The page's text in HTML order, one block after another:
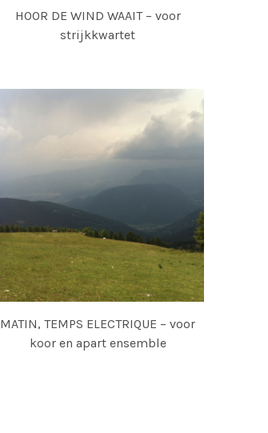
HOOR DE WIND WAAIT – voor
strijkkwartet
MATIN, TEMPS ELECTRIQUE – voor
koor en apart ensemble